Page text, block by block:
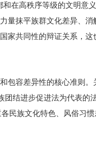
在高秩序等级的文明意
量抹平族群文化差异、消
家共同性的辩证关系，这
包容差异性的核心准则。
团结进步促进法为代表的
民族文化特色、风俗习